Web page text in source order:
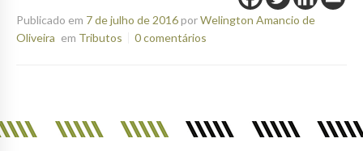
Publicado em 7 de julho de 2016porWelington Amancio de
Oliveira em Tributos 0 comentários